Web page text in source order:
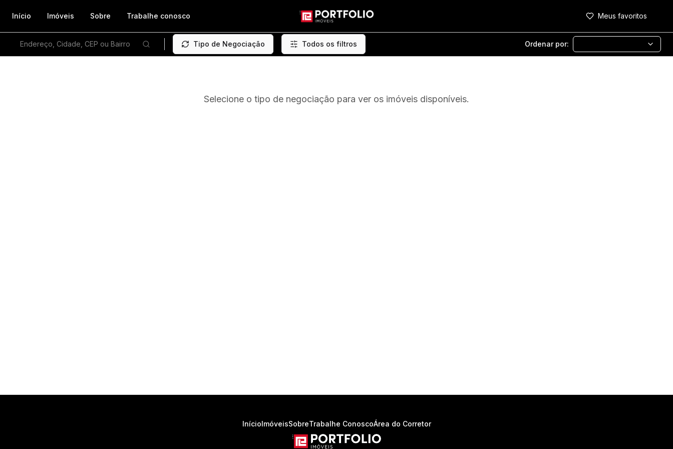
Início Imóveis Sobre Trabalhe conosco Meus favoritos
Endereço, Cidade, CEP ou Bairro Tipo de Negociação Todos os filtros Ordenar por:
Selecione o tipo de negociação para ver os imóveis disponíveis.
InícioImóveisSobreTrabalhe ConoscoÁrea do Corretor